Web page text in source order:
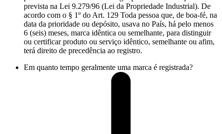
prevista na Lei 9.279/96 (Lei da Propriedade Industrial). De
acordo com o § 1º do Art. 129 Toda pessoa que, de boa-fé, na
data da prioridade ou depósito, usava no País, há pelo menos
6 (seis) meses, marca idêntica ou semelhante, para distinguir
ou certificar produto ou serviço idêntico, semelhante ou afim,
terá direito de precedência ao registro.
Em quanto tempo geralmente uma marca é registrada?